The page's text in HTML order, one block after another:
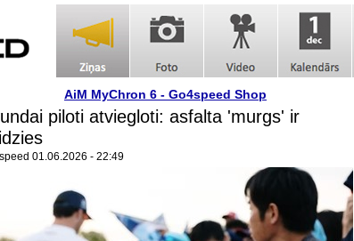
AiM MyChron 6 - Go4speed Shop
piloti atviegloti: asfalta 'murgs' ir
01.06.2026 - 22:49